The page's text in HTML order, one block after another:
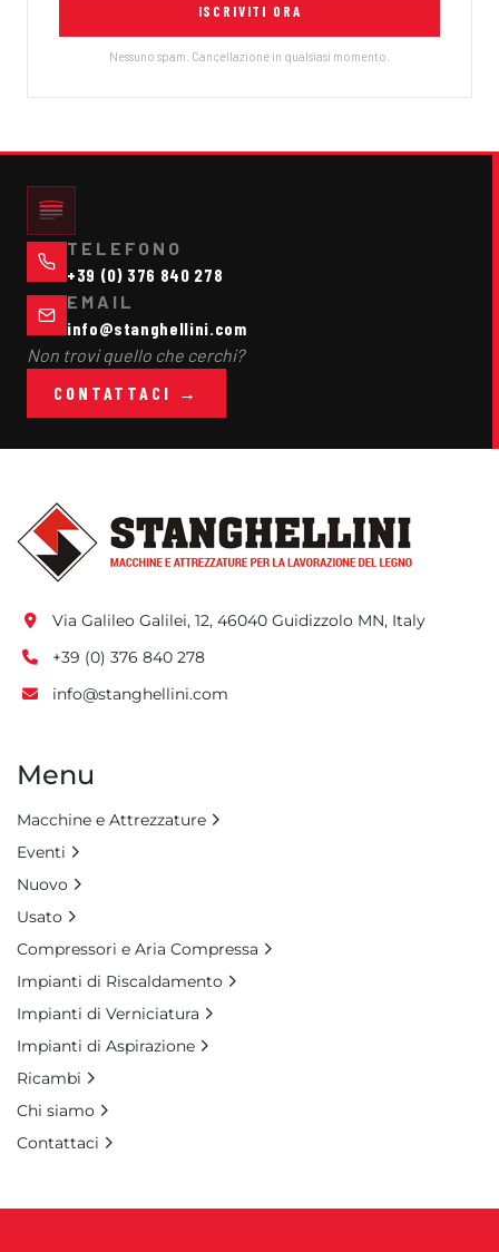
ISCRIVITI ORA
Nessuno spam. Cancellazione in qualsiasi momento.
TELEFONO
+39 (0) 376 840 278
EMAIL
info@stanghellini.com
Non trovi quello che cerchi?
CONTATTACI →
Via Galileo Galilei, 12, 46040 Guidizzolo MN, Italy
+39 (0) 376 840 278
info@stanghellini.com
Menu
Macchine e Attrezzature
Eventi
Nuovo
Usato
Compressori e Aria Compressa
Impianti di Riscaldamento
Impianti di Verniciatura
Impianti di Aspirazione
Ricambi
Chi siamo
Contattaci